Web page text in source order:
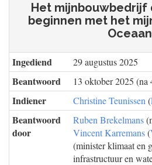
Het mijnbouwbedrijf
beginnen met het
Ingediend 29 augustus 2025
Beantwoord 13 oktober 2025 (na
Indiener Christine Teunissen (
Beantwoord
door
Ruben Brekelmans
Vincent Karremans(
(minister klimaat en
infrastructuur en